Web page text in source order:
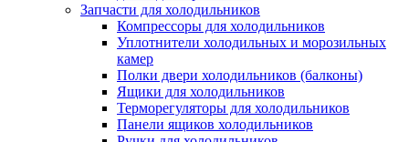
Запчасти для холодильников
Компрессоры для холодильников
Уплотнители холодильных и морозильных
камер
Полки двери холодильников (балконы)
Ящики для холодильников
Терморегуляторы для холодильников
Панели ящиков холодильников